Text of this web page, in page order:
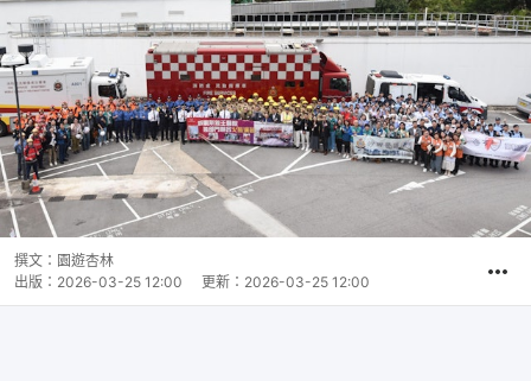
撰文： 園遊杏林
出版： 2026-03-25 12:00 更新： 2026-03-25 12:00